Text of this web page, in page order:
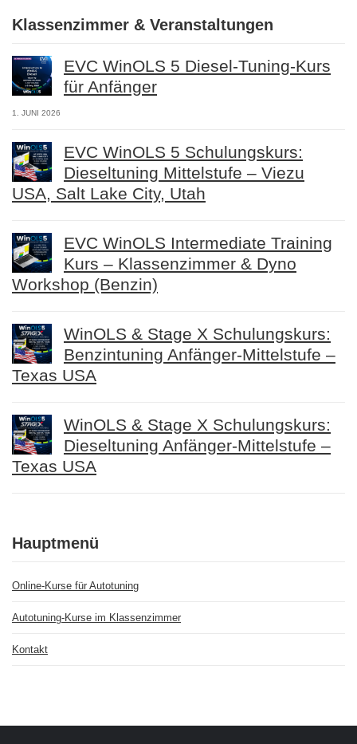
Klassenzimmer & Veranstaltungen
EVC WinOLS 5 Diesel-Tuning-Kurs
für Anfänger
1. JUNI 2026
EVC WinOLS 5 Schulungskurs:
Dieseltuning Mittelstufe – Viezu
USA, Salt Lake City, Utah
EVC WinOLS Intermediate Training
Kurs – Klassenzimmer & Dyno
Workshop (Benzin)
WinOLS & Stage X Schulungskurs:
Benzintuning Anfänger-Mittelstufe –
Texas USA
WinOLS & Stage X Schulungskurs:
Dieseltuning Anfänger-Mittelstufe –
Texas USA
Hauptmenü
Online-Kurse für Autotuning
Autotuning-Kurse im Klassenzimmer
Kontakt